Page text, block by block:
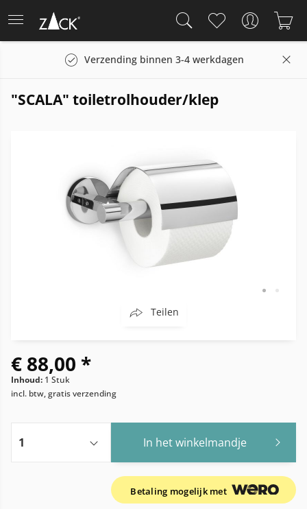
Verzending binnen 3-4 werkdagen
"SCALA" toiletrolhouder/klep
Teilen
€ 88,00 *
Inhoud: 1 Stuk
incl. btw, gratis verzending
In het winkelmandje
Betaling mogelijk met